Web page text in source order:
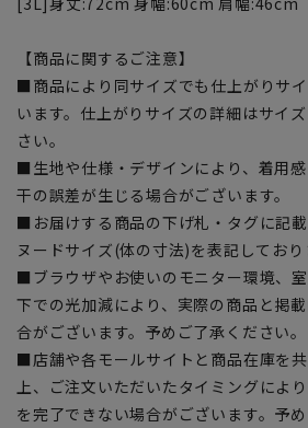
【商品に関するご注意】
■商品により同サイズでも仕上がりサ
います。仕上がりサイズの詳細はサイ
さい。
■生地や仕様・デザインにより、着用
干の誤差が生じる場合がございます。
■お届けする商品の下げ札・タグに記
ヌードサイズ(体の寸法)を表記しており
■ブラウザやお使いのモニター環境、
下での光加減により、実際の商品と掲
合がございます。予めご了承ください。
■店舗や各モールサイトと商品在庫を
上、ご注文いただいたタイミングによ
を完了できない場合がございます。予